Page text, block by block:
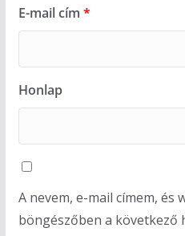
E-mail cím *
Honlap
A nevem, e-mail címem, és
böngészőben a következő